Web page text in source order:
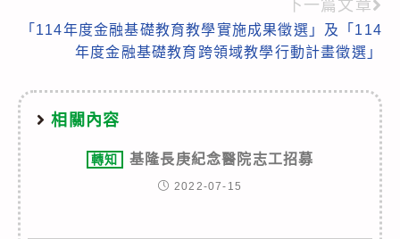
下一篇文章
「114年度金融基礎教育教學實施成果徵選」及「114
年度金融基礎教育跨領域教學行動計畫徵選」
相關內容
轉知 基隆長庚紀念醫院志工招募
2022-07-15